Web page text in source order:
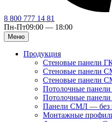
8 800 777 14 81
Пн-Пт09:00 — 18:00
Меню
Продукция
Стеновые панели
Стеновые панели
Стеновые панели
Потолочные
Потолочные
Панели СМЛ — без
Монтажные